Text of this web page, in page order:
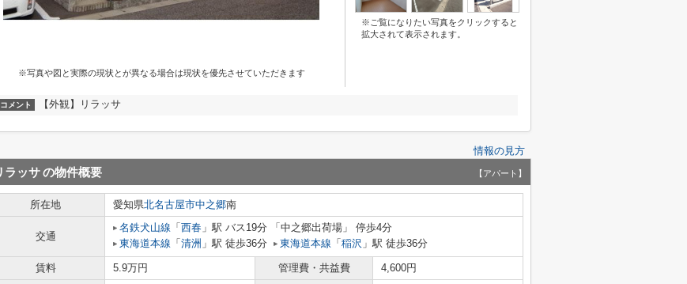
※写真や図と実際の現状とが異なる場合は現状を優先させていただきます
※ご覧になりたい写真をクリックすると
拡大されて表示されます。
コメント 【外観】リラッサ
情報の見方
ラッサの物件概要 【アパート】
所在地 愛知県北名古屋市中之郷南
交通
名鉄犬山線 「 西春 」駅 バス19分 「中之郷出荷場」 停歩4分
東海道本線 「 清洲 」駅 徒歩36分 東海道本線 「 稲沢 」駅 徒歩36分
賃料 5.9万円 管理費・共益費
4,600円